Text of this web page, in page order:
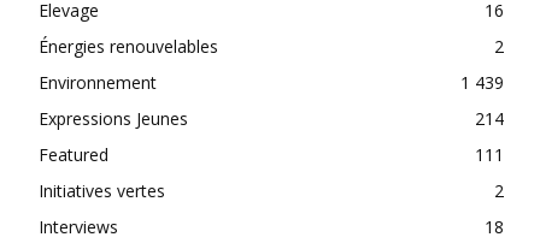
Elevage
16
Énergies renouvelables
2
Environnement
1 439
Expressions Jeunes
214
Featured
111
Initiatives vertes
2
Interviews
18